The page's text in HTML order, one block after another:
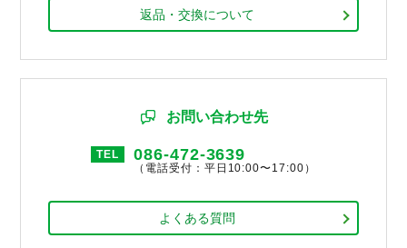
返品・交換について
お問い合わせ先
TEL 086-472-3639
（電話受付：平日10:00〜17:00）
よくある質問